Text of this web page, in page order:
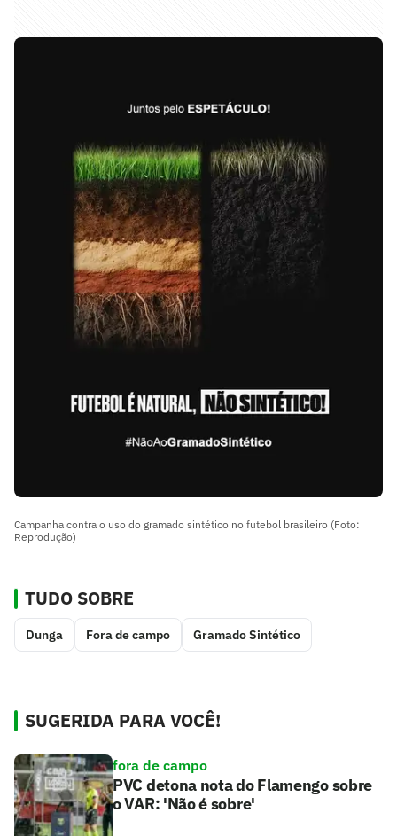
Campanha contra o uso do gramado sintético no futebol brasileiro (Foto:
Reprodução)
TUDO SOBRE
Dunga Fora de campo Gramado Sintético
SUGERIDA PARA VOCÊ!
fora de campo
PVC detona nota do Flamengo sobre
o VAR: 'Não é sobre'